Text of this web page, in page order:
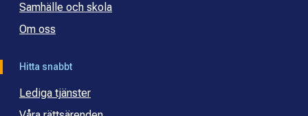
Samhälle och skola
Om oss
Hitta snabbt
Lediga tjänster